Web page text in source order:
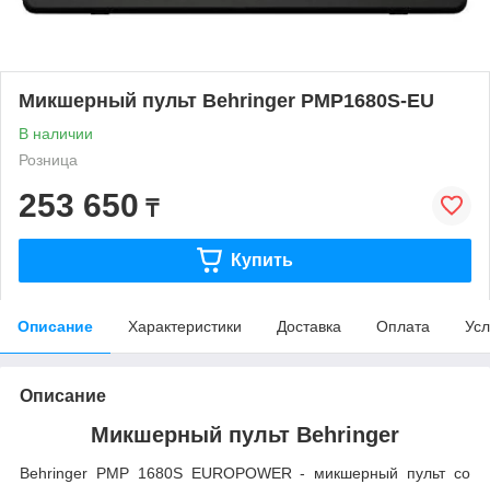
Микшерный пульт Behringer PMP1680S-EU
В наличии
Розница
253 650 ₸
Купить
Описание Характеристики Доставка Оплата
Описание
Микшерный пульт Behringer
Behringer PMP 1680S EUROPOWER - микшерный пульт со